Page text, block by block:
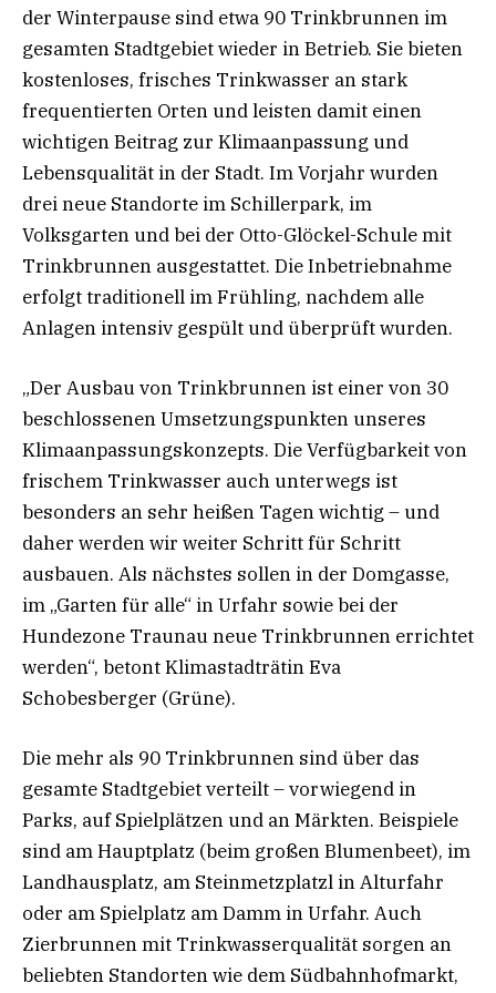
der Winterpause sind etwa 90 Trinkbrunnen im
gesamten Stadtgebiet wieder in Betrieb. Sie bieten
kostenloses, frisches Trinkwasser an stark
frequentierten Orten und leisten damit einen
wichtigen Beitrag zur Klimaanpassung und
Lebensqualität in der Stadt. Im Vorjahr wurden
drei neue Standorte im Schillerpark, im
Volksgarten und bei der Otto-Glöckel-Schule mit
Trinkbrunnen ausgestattet. Die Inbetriebnahme
erfolgt traditionell im Frühling, nachdem alle
Anlagen intensiv gespült und überprüft wurden.
„Der Ausbau von Trinkbrunnen ist einer von 30
beschlossenen Umsetzungspunkten unseres
Klimaanpassungskonzepts. Die Verfügbarkeit von
frischem Trinkwasser auch unterwegs ist
besonders an sehr heißen Tagen wichtig – und
daher werden wir weiter Schritt für Schritt
ausbauen. Als nächstes sollen in der Domgasse,
im „Garten für alle“ in Urfahr sowie bei der
Hundezone Traunau neue Trinkbrunnen errichtet
werden“, betont Klimastadträtin Eva
Schobesberger (Grüne).
Die mehr als 90 Trinkbrunnen sind über das
gesamte Stadtgebiet verteilt – vorwiegend in
Parks, auf Spielplätzen und an Märkten. Beispiele
sind am Hauptplatz (beim großen Blumenbeet), im
Landhausplatz, am Steinmetzplatzl in Alturfahr
oder am Spielplatz am Damm in Urfahr. Auch
Zierbrunnen mit Trinkwasserqualität sorgen an
beliebten Standorten wie dem Südbahnhofmarkt,